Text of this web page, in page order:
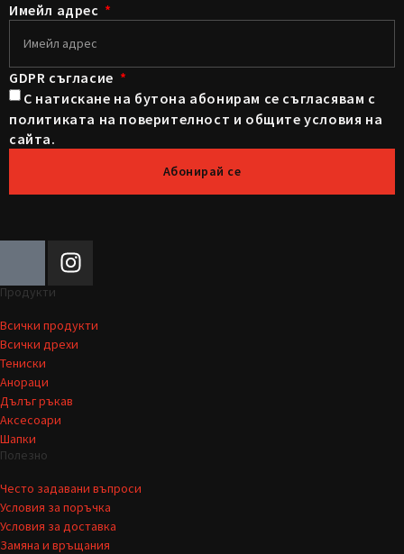
Имейл адрес
GDPR съгласие
С натискане на бутона абонирам се съгласявам с
политиката на поверителност и общите условия на
сайта.
Абонирай се
Продукти
Всички продукти
Всички дрехи
Тениски
Анораци
Дълъг ръкав
Аксесоари
Шапки
Полезно
Често задавани въпроси
Условия за поръчка
Условия за доставка
Замяна и връщания